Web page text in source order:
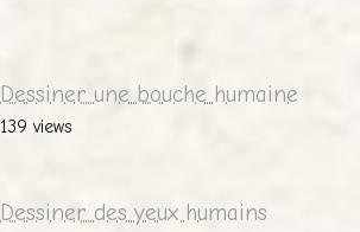
Dessiner une bouche humaine
139 views
Dessiner des yeux humains